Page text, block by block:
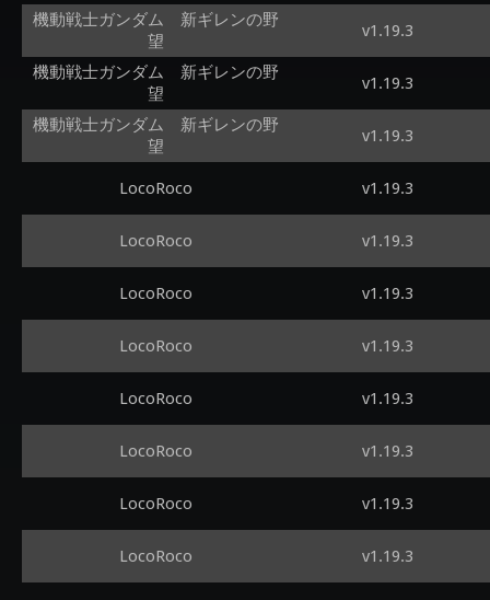
機動戦士ガンダム 新ギレンの野
望
v1.19.3
機動戦士ガンダム 新ギレンの野
望
v1.19.3
機動戦士ガンダム 新ギレンの野
望
v1.19.3
LocoRoco v1.19.3
LocoRoco v1.19.3
LocoRoco v1.19.3
LocoRoco v1.19.3
LocoRoco v1.19.3
LocoRoco v1.19.3
LocoRoco v1.19.3
LocoRoco v1.19.3